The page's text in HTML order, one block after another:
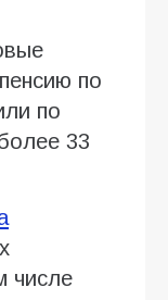
по
по
33
числе